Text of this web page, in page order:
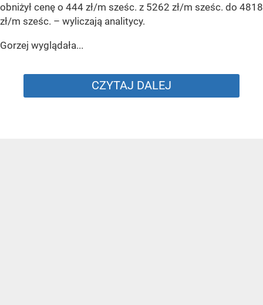
obniżył cenę o 444 zł/m sześc. z 5262 zł/m sześc. do 4818
zł/m sześc. – wyliczają analitycy.
Gorzej wyglądała...
CZYTAJ DALEJ